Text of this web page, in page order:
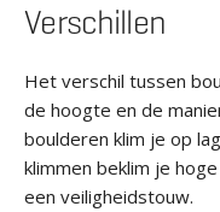
Verschillen
Het verschil tussen
de hoogte en de
boulderen klim je op
klimmen beklim je
een veiligheidstouw.